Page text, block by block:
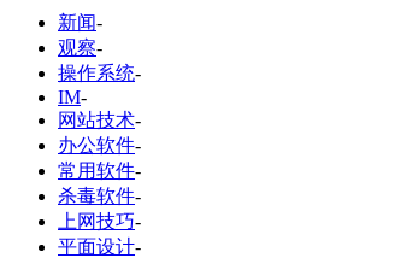
新闻-
观察-
操作系统-
IM-
网站技术-
办公软件-
常用软件-
杀毒软件-
上网技巧-
平面设计-